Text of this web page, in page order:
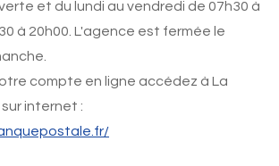
et du lundi au vendredi de 07h30 à
à 20h00. L'agence est fermée le
compte en ligne accédez à La
internet :